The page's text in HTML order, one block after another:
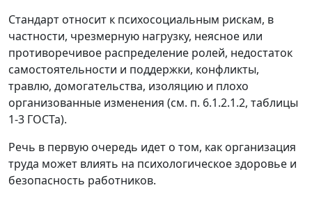
Стандарт относит к психосоциальным рискам, в
частности, чрезмерную нагрузку, неясное или
противоречивое распределение ролей, недостаток
самостоятельности и поддержки, конфликты,
травлю, домогательства, изоляцию и плохо
организованные изменения (см. п. 6.1.2.1.2, таблицы
1-3 ГОСТа).
Речь в первую очередь идет о том, как организация
труда может влиять на психологическое здоровье и
безопасность работников.